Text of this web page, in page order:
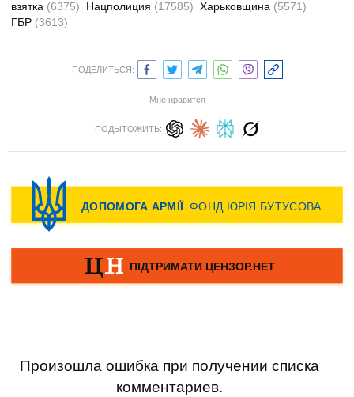
взятка (6375) Нацполиция (17585) Харьковщина (5571)
ГБР (3613)
ПОДЕЛИТЬСЯ:
Мне нравится
ПОДЫТОЖИТЬ:
Произошла ошибка при получении списка
комментариев.